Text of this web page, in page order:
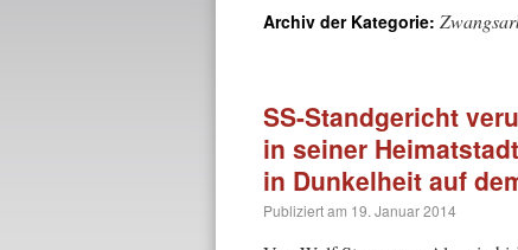
Archiv der Kategorie:
SS-Standgericht
in seiner
in Dunkelheit auf
Publiziert am 19. Januar 2014